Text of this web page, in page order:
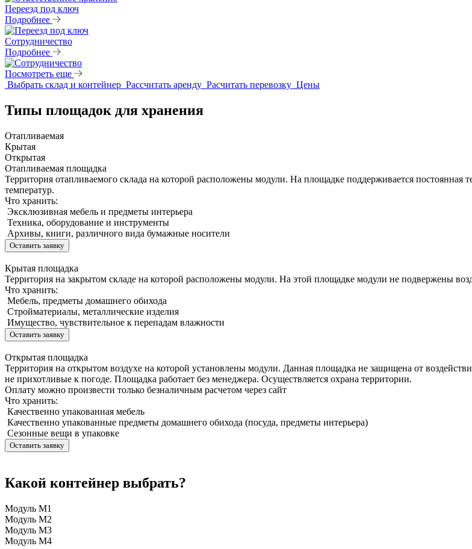
Переезд под ключ
Подробнее
Сотрудничество
Подробнее
Посмотреть еще
Выбрать склад и контейнер Рассчитать аренду Расчитать перевозку Цены
Типы площадок для хранения
Отапливаемая
Крытая
Открытая
Отапливаемая площадка
Территория отапливаемого склада на которой расположены модули. На площадке поддерживается
температур.
Что хранить:
Эксклюзивная мебель и предметы интерьера
Техника, оборудование и инструменты
Архивы, книги, различного вида бумажные носители
Оставить заявку
Крытая площадка
Территория на закрытом складе на которой расположены модули. На этой площадке модули не подвержены
Что хранить:
Мебель, предметы домашнего обихода
Стройматериалы, металлические изделия
Имущество, чувствительное к перепадам влажности
Оставить заявку
Открытая площадка
Территория на открытом воздухе на которой установлены модули. Данная площадка не защищена от
не прихотливые к погоде. Площадка работает без менеджера. Осуществляется охрана территории.
Оплату можно произвести только безналичным расчетом через сайт
Что хранить:
Качественно упакованная мебель
Качественно упакованные предметы домашнего обихода (посуда, предметы интерьера)
Сезонные вещи в упаковке
Оставить заявку
Какой контейнер выбрать?
Модуль М1
Модуль М2
Модуль М3
Модуль М4